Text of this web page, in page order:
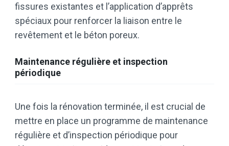
fissures existantes et l’application d’apprêts
spéciaux pour renforcer la liaison entre le
revêtement et le béton poreux.
Maintenance régulière et inspection
périodique
Une fois la rénovation terminée, il est crucial de
mettre en place un programme de maintenance
régulière et d’inspection périodique pour